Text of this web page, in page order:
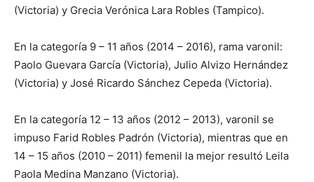
(Victoria) y Grecia Verónica Lara Robles (Tampico).
En la categoría 9 – 11 años (2014 – 2016), rama varonil:
Paolo Guevara García (Victoria), Julio Alvizo Hernández
(Victoria) y José Ricardo Sánchez Cepeda (Victoria).
En la categoría 12 – 13 años (2012 – 2013), varonil se
impuso Farid Robles Padrón (Victoria), mientras que en
14 – 15 años (2010 – 2011) femenil la mejor resultó Leila
Paola Medina Manzano (Victoria).